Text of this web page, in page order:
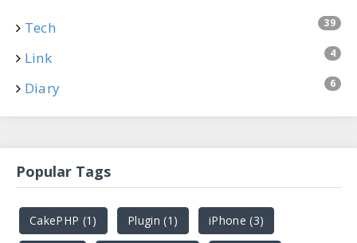
Tech 39
Link 4
Diary 6
Popular Tags
CakePHP (1) Plugin (1) iPhone (3)